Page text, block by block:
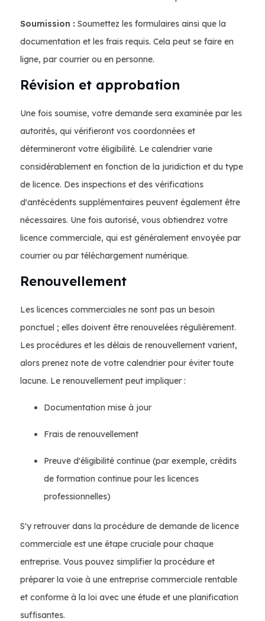
Soumission : Soumettez les formulaires ainsi que la
documentation et les frais requis. Cela peut se faire en
ligne, par courrier ou en personne.
Révision et approbation
Une fois soumise, votre demande sera examinée par les
autorités, qui vérifieront vos coordonnées et
détermineront votre éligibilité. Le calendrier varie
considérablement en fonction de la juridiction et du type
de licence. Des inspections et des vérifications
d'antécédents supplémentaires peuvent également être
nécessaires. Une fois autorisé, vous obtiendrez votre
licence commerciale, qui est généralement envoyée par
courrier ou par téléchargement numérique.
Renouvellement
Les licences commerciales ne sont pas un besoin
ponctuel ; elles doivent être renouvelées régulièrement.
Les procédures et les délais de renouvellement varient,
alors prenez note de votre calendrier pour éviter toute
lacune. Le renouvellement peut impliquer :
Documentation mise à jour
Frais de renouvellement
Preuve d'éligibilité continue (par exemple, crédits
de formation continue pour les licences
professionnelles)
S'y retrouver dans la procédure de demande de licence
commerciale est une étape cruciale pour chaque
entreprise. Vous pouvez simplifier la procédure et
préparer la voie à une entreprise commerciale rentable
et conforme à la loi avec une étude et une planification
suffisantes.